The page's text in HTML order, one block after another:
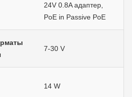
24V 0.8A адаптер,
PoE in Passive PoE
7-30 V
14 W